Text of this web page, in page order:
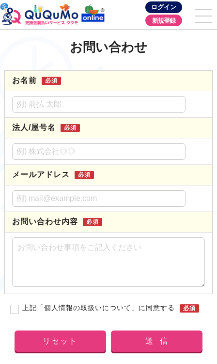
ログイン
新規登録
お問い合わせ
お名前 必須
法人/屋号名 必須
メールアドレス 必須
お問い合わせ内容 必須
上記「個人情報の取扱いについて」に同意する 必須
リセット 送 信